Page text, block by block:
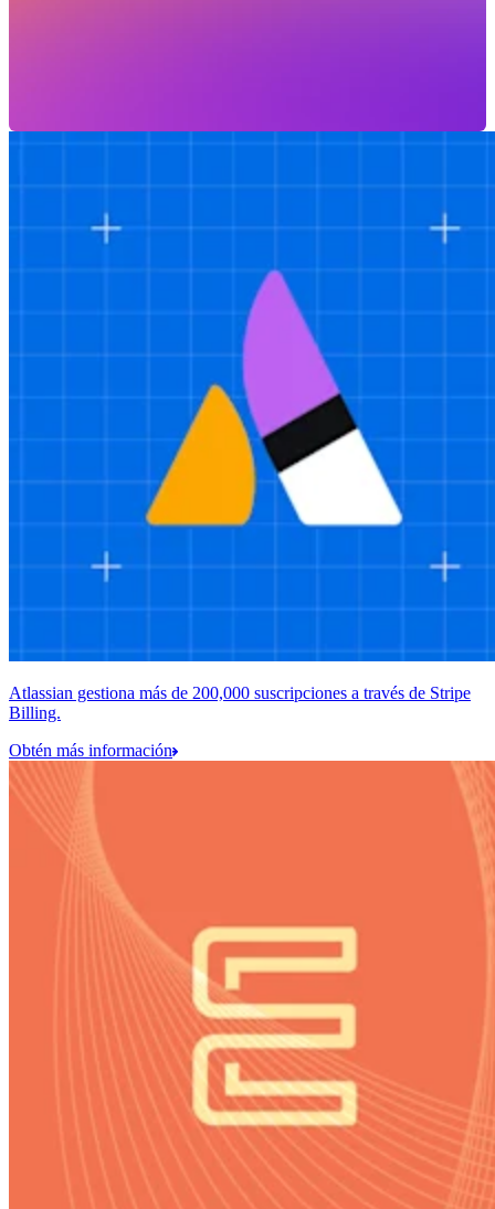
Atlassian gestiona más de 200,000 suscripciones a través de Stripe
Billing.
Obtén más información